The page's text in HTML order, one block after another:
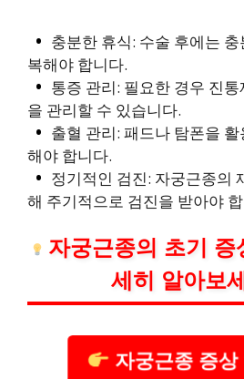
충분한 휴식: 수술 후에는
복해야 합니다.
통증 관리: 필요한 경우 진
을 관리할 수 있습니다.
출혈 관리: 패드나 탐폰을
해야 합니다.
정기적인 검진: 자궁근종의
해 주기적으로 검진을 받아야
자궁근종의 초기 증
세히 알아보
자궁근종 증상